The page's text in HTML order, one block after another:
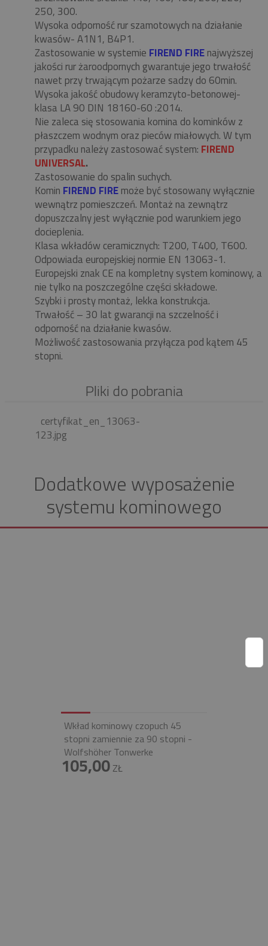
250, 300.
Wysoka odporność rur szamotowych na działanie
kwasów- A1N1, B4P1.
Zastosowanie w systemie FIREND FIREnajwyższej
jakości rur żaroodpornych gwarantuje jego trwałość
nawet przy trwającym pożarze sadzy do 60min.
Wysoka jakość obudowy keramzyto-betonowej-
klasa LA 90 DIN 18160-60 :2014.
Nie zaleca się stosowania komina do kominków z
płaszczem wodnym oraz pieców miałowych. W tym
przypadku należy zastosować system: FIREND
UNIVERSAL.
Zastosowanie do spalin suchych.
Komin FIREND FIREmoże być stosowany wyłącznie
wewnątrz pomieszczeń. Montaż na zewnątrz
dopuszczalny jest wyłącznie pod warunkiem jego
docieplenia.
Klasa wkładów ceramicznych: T200, T400, T600.
Odpowiada europejskiej normie EN 13063-1.
Europejski znak CE na kompletny system kominowy, a
nie tylko na poszczególne części składowe.
Szybki i prosty montaż, lekka konstrukcja.
Trwałość – 30 lat gwarancji na szczelność i
odporność na działanie kwasów.
Możliwość zastosowania przyłącza pod kątem 45
stopni.
Pliki do pobrania
certyfikat_en_13063-
123.jpg
Dodatkowe wyposażenie
systemu kominowego
Wkład kominowy czopuch 45
stopni zamiennie za 90 stopni -
Wolfshöher Tonwerke
105,00ZŁ